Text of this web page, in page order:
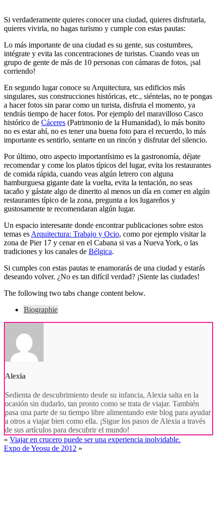
Si verdaderamente quieres conocer una ciudad, quieres disfrutarla,
quieres vivirla, no hagas turismo y cumple con estas pautas:
Lo más importante de una ciudad es su gente, sus costumbres,
intégrate y evita las concentraciones de turistas. Cuando veas un
grupo de gente de más de 10 personas con cámaras de fotos, ¡sal
corriendo!
En segundo lugar conoce su Arquitectura, sus edificios más
singulares, sus construcciones históricas, etc., siéntelas, no te pongas
a hacer fotos sin parar como un turista, disfruta el momento, ya
tendrás tiempo de hacer fotos. Por ejemplo del maravilloso Casco
histórico de Cáceres (Patrimonio de la Humanidad), lo más bonito
no es estar ahí, no es tener una buena foto para el recuerdo, lo más
importante es sentirlo, sentarte en un rincón y disfrutar del silencio.
Por último, otro aspecto importantísimo es la gastronomía, déjate
recomendar y come los platos típicos del lugar, evita los restaurantes
de comida rápida, cuando veas algún letrero con alguna
hamburguesa gigante date la vuelta, evita la tentación, no seas
tacaño y gástate algo de dinerito al menos un día en comer en algún
restaurantes típico de la zona, pregunta a los lugareños y
gustosamente te recomendaran algún lugar.
Un espacio interesante donde encontrar publicaciones sobre estos
temas es Arquitectura: Trabajo y Ocio, como por ejemplo visitar la
zona de Pier 17 y cenar en el Cabana si vas a Nueva York, o las
tradiciones y los canales de Bélgica.
Si cumples con estas pautas te enamorarás de una ciudad y estarás
deseando volver. ¿No es tan difícil verdad? ¡Siente las ciudades!
The following two tabs change content below.
Biographie
Alexia
Sedienta de descubrimiento desde su infancia, Alexia salta en la
ocasión sin dudarlo, tan pronto como se trata de viajar. También
pasa una parte de su tiempo libre alimentando este blog para ayudar
a otros a viajar bien como ella. ¡Sigue los pasos de Alexia a través
de sus artículos para descubrir el mundo!
« Viajar en crucero puede ser una experiencia inolvidable.
Expo de Yeosu de 2012 »